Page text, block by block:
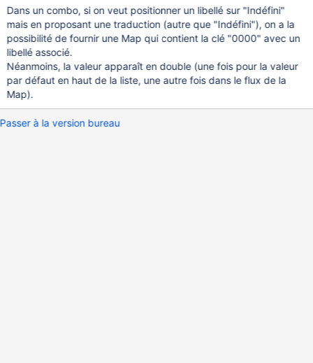
Dans un combo, si on veut positionner un libellé sur "Indéfini"
mais en proposant une traduction (autre que "Indéfini"), on a la
possibilité de fournir une Map qui contient la clé "0000" avec un
libellé associé.
Néanmoins, la valeur apparaît en double (une fois pour la valeur
par défaut en haut de la liste, une autre fois dans le flux de la
Map).
Passer à la version bureau